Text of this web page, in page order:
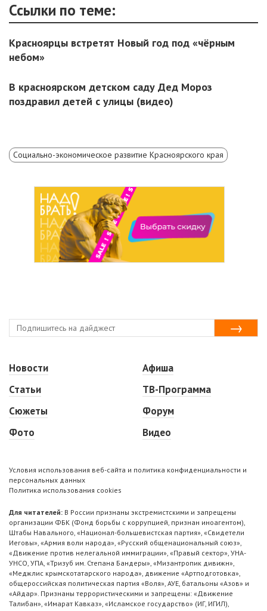
Ссылки по теме:
Красноярцы встретят Новый год под «чёрным
небом»
В красноярском детском саду Дед Мороз
поздравил детей с улицы (видео)
Социально-экономическое развитие Красноярского края
Новости
Статьи
Сюжеты
Фото
Афиша
ТВ-Программа
Форум
Видео
Условия использования веб-сайта и политика конфиденциальности и
персональных данных
Политика использования cookies
Для читателей: В России признаны экстремистскими и запрещены
организации ФБК (Фонд борьбы с коррупцией, признан иноагентом),
Штабы Навального, «Национал-большевистская партия», «Свидетели
Иеговы», «Армия воли народа», «Русский общенациональный союз»,
«Движение против нелегальной иммиграции», «Правый сектор», УНА-
УНСО, УПА, «Тризуб им. Степана Бандеры», «Мизантропик дивижн»,
«Меджлис крымскотатарского народа», движение «Артподготовка»,
общероссийская политическая партия «Воля», АУЕ, батальоны «Азов» и
«Айдар». Признаны террористическими и запрещены: «Движение
Талибан», «Имарат Кавказ», «Исламское государство» (ИГ, ИГИЛ),